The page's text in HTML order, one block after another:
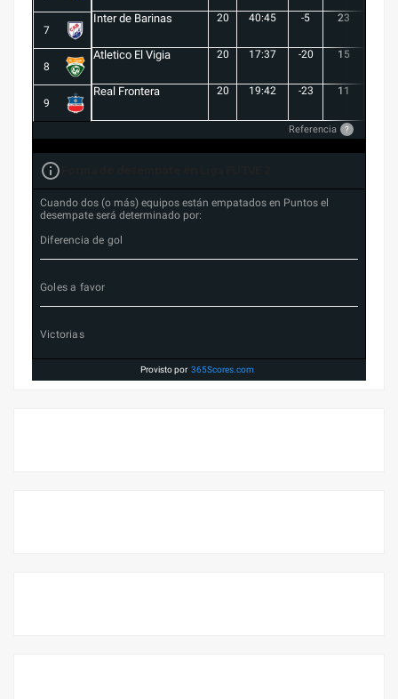
7
Inter de Barinas 20 40:45 -5 23
8
Atletico El Vigia 20 17:37 -20 15
9
Real Frontera 20 19:42 -23 11
Referencia ?
Cuando dos (o más) equipos están empatados en Puntos el
desempate será determinado por:
Diferencia de gol
Goles a favor
Victorias
Provisto por 365Scores.com